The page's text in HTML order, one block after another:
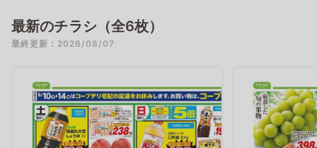
最新のチラシ（全6枚）
最終更新：2026/08/07